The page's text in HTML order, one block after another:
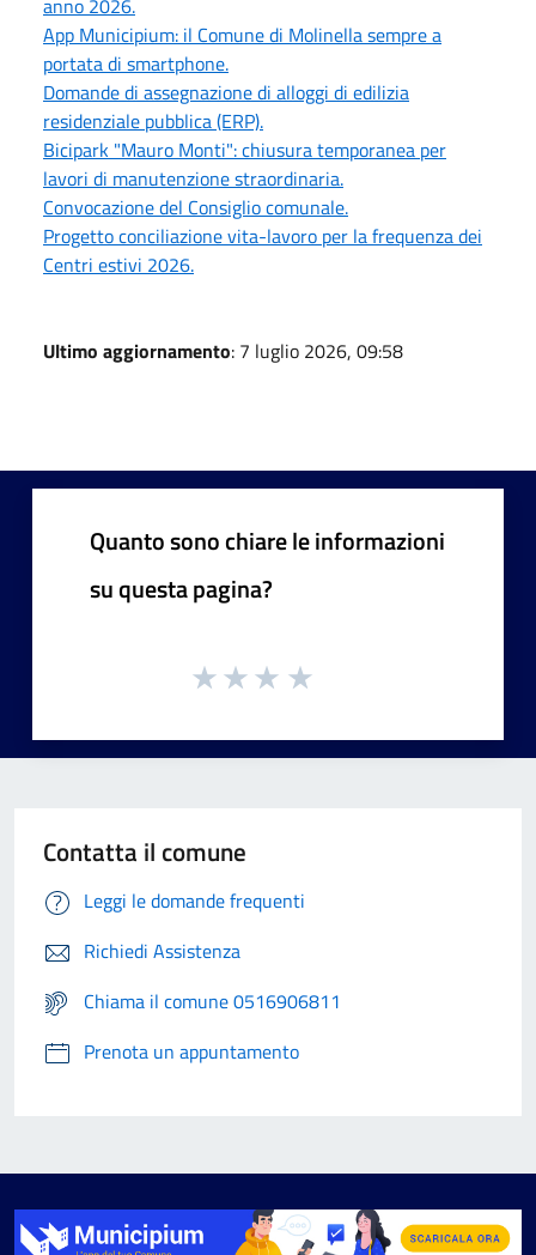
App Municipium: il Comune di Molinella sempre a
portata di smartphone.
Domande di assegnazione di alloggi di edilizia
residenziale pubblica (ERP).
Bicipark "Mauro Monti": chiusura temporanea per
lavori di manutenzione straordinaria.
Convocazione del Consiglio comunale.
Progetto conciliazione vita-lavoro per la frequenza dei
Centri estivi 2026.
Ultimo aggiornamento: 7 luglio 2026, 09:58
Quanto sono chiare le informazioni
su questa pagina?
Contatta il comune
Leggi le domande frequenti
Richiedi Assistenza
Chiama il comune 0516906811
Prenota un appuntamento